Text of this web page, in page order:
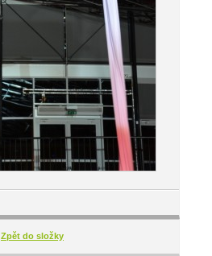
Zpět do složky